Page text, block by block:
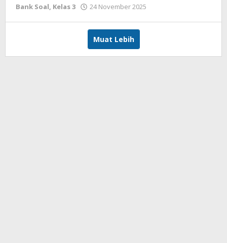
Bank Soal, Kelas 3 24 November 2025
Muat Lebih